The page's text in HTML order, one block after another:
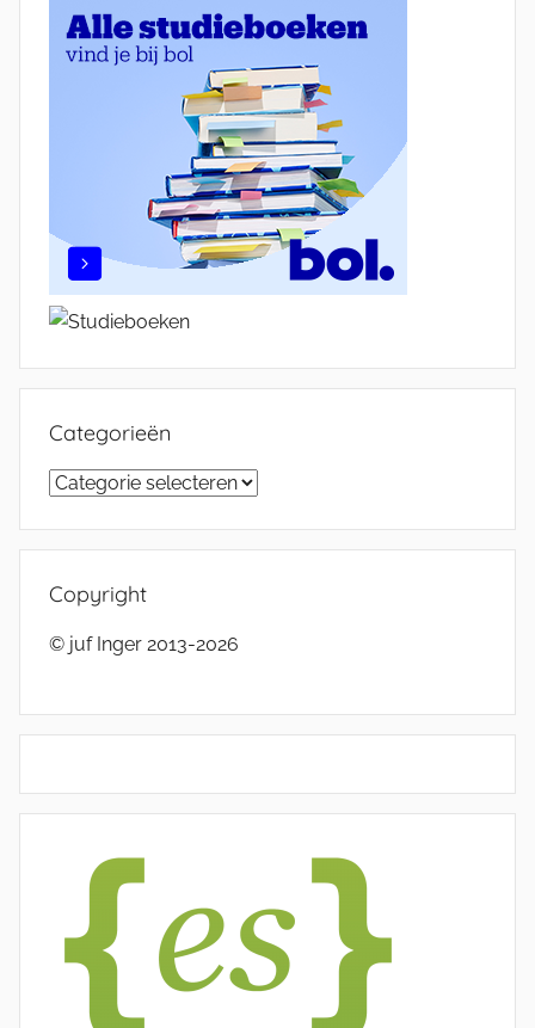
Categorieën
Categorieën
Copyright
© juf Inger 2013-2026